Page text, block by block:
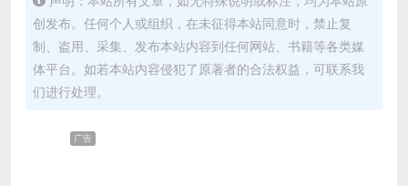
创发布。任何个人或组织，在未征得本站同意时，禁止复
制、盗用、采集、发布本站内容到任何网站、书籍等各类媒
体平台。如若本站内容侵犯了原著者的合法权益，可联系我
们进行处理。
广告